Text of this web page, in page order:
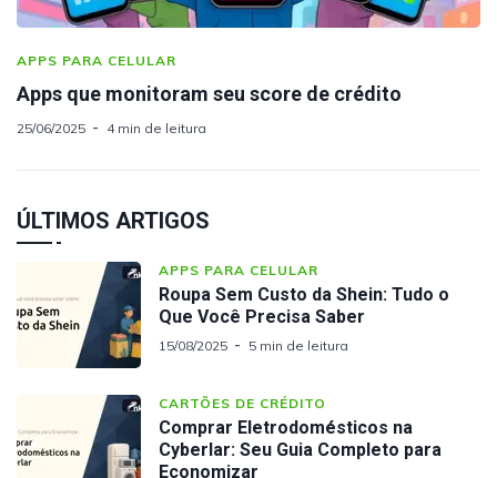
APPS PARA CELULAR
Apps que monitoram seu score de crédito
25/06/2025 4 min de leitura
ÚLTIMOS ARTIGOS
APPS PARA CELULAR
Roupa Sem Custo da Shein: Tudo o
Que Você Precisa Saber
15/08/2025 5 min de leitura
CARTÕES DE CRÉDITO
Comprar Eletrodomésticos na
Cyberlar: Seu Guia Completo para
Economizar